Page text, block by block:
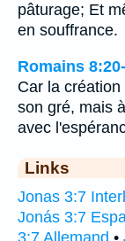
pâturage; Et
en souffrance.
Romains
Car la
son gré, mais
avec
Links
Jonas 3:7
Jonás 3:7
3:7 Allemand •